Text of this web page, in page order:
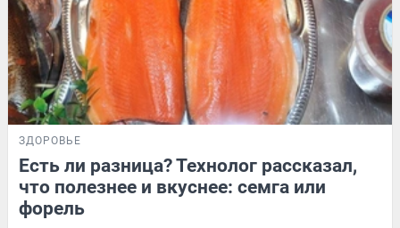
ЗДОРОВЬЕ
Есть ли разница? Технолог рассказал,
что полезнее и вкуснее: семга или
форель